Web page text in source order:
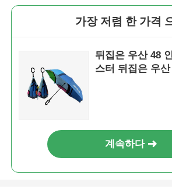
가장 저렴 한 가격
뒤집은 우산 48
스터 뒤집은 우
계속하다